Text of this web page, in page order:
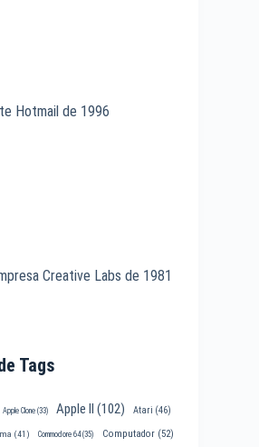
Hotmail de 1996
Creative Labs de 1981
Tags
Apple Clone (33) Apple II (102) Atari (46)
(41) Commodore 64(35) Computador (52)